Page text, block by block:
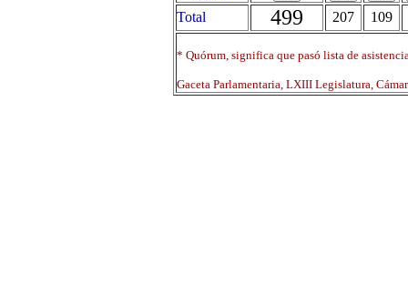
Total
499 207 109
* Quórum, significa que pasó lista de
Gaceta Parlamentaria, LXIII Legislatura,